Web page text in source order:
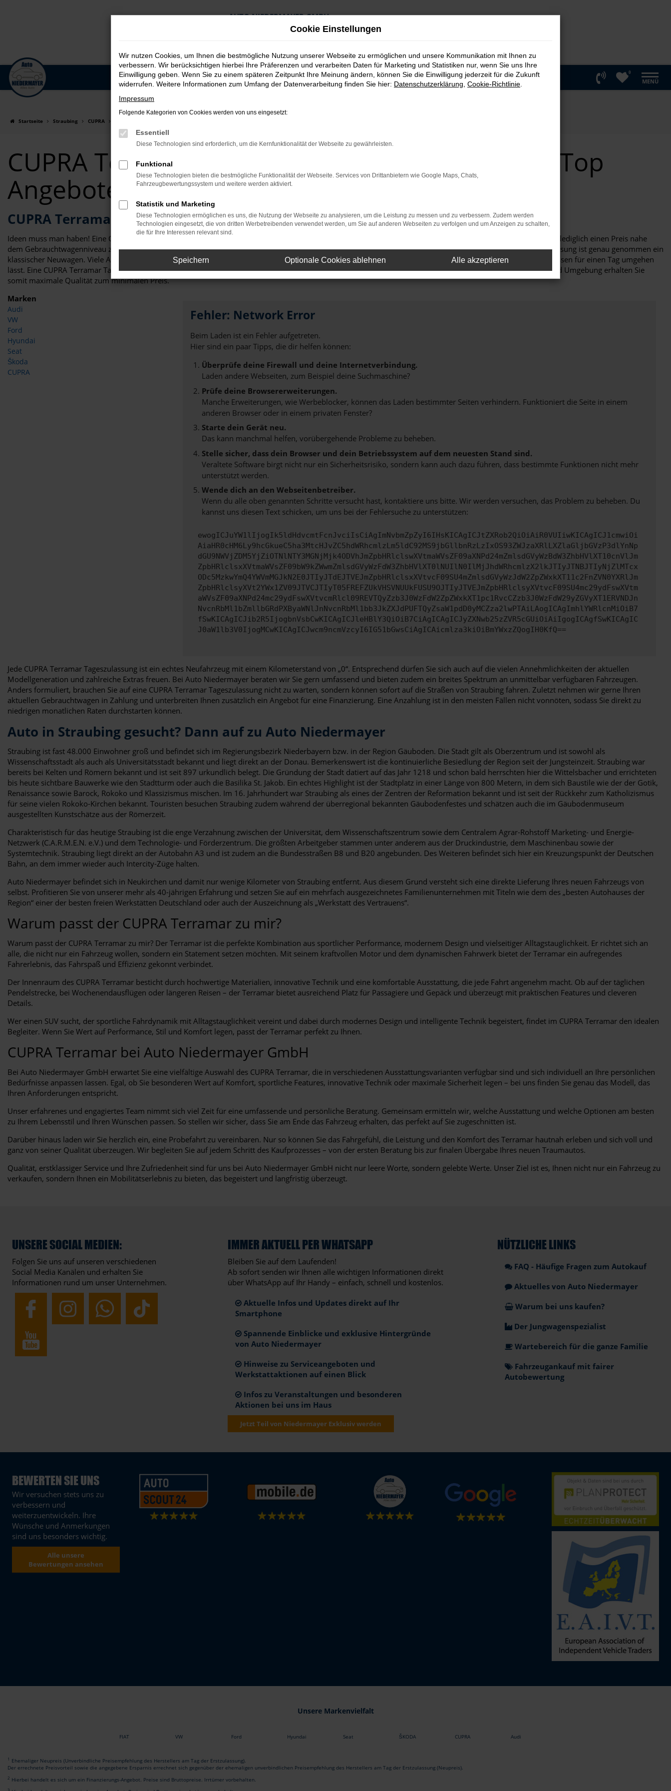
Zum
Hauptinhalt
springen
AUTO NIEDERMAYER GMBH
Preiswerte Angebote
0
MENÜ
Startseite Straubing CUPRA
CUPRA Terramar für Straubing Tageszulassung Top
Angebote
CUPRA Terramar Tageszulassung – die clevere Alternative für Straubing
Ideen muss man haben! Eine CUPRA Terramar Tageszulassung für Straubing ist eine clevere Möglichkeit, um gleichzeitig einen Neuwagen zu fahren, hierfür aber lediglich einen Preis nahe
dem Gebrauchtwagenniveau zu zahlen. Dies funktioniert dank eines Tricks, der in der Automobilbranche gerne praktiziert wird: eine CUPRA Terramar Tageszulassung ist genau genommen ein
klassischer Neuwagen. Viele Automobilhändler sind jedoch in den Rabatten für Neufahrzeuge an die Vorgaben der Hersteller gebunden, was sich durch das Zulassen für einen Tag umgehen
lässt. Eine CUPRA Terramar Tageszulassung ist somit nicht preisgebunden, wurde aber auch noch keinen einzigen Kilometer bewegt. Für Fahrten in Straubing und Umgebung erhalten Sie
somit maximale Qualität zum minimalen Preis.
Marken
Audi
VW
Ford
Hyundai
Seat
Škoda
CUPRA
Fehler: Network Error
Beim Laden ist ein Fehler aufgetreten.
Hier sind ein paar Tipps, die dir helfen können:
Überprüfe deine Firewall und deine Internetverbindung.
Laden andere Webseiten, zum Beispiel deine Suchmaschine?
Prüfe deine Browsererweiterungen.
Manche Erweiterungen, wie Werbeblocker, können das Laden bestimmter Seiten verhindern. Funktioniert die Seite in einem
anderen Browser oder in einem privaten Fenster?
Starte dein Gerät neu.
Das kann manchmal helfen, vorübergehende Probleme zu beheben.
Stelle sicher, dass dein Browser und dein Betriebssystem auf dem neuesten Stand sind.
Veraltete Software birgt nicht nur ein Sicherheitsrisiko, sondern kann auch dazu führen, dass bestimmte Funktionen nicht mehr
unterstützt werden.
Wende dich an den Webseitenbetreiber.
Wenn du alle oben genannten Schritte versucht hast, kontaktiere uns bitte. Wir werden versuchen, das Problem zu beheben. Du
kannst uns diesen Text schicken, um uns bei der Fehlersuche zu unterstützen:
ewogICJuYW1lIjogIk5ldHdvcmtFcnJvciIsCiAgImNvbmZpZyI6IHsKICAgICJtZXRob2QiOiAiR0VUIiwKICAgICJ1cmwiOi
AiaHR0cHM6Ly9hcGkueC5ha3MtcHJvZC5hdWRhcmlzLm5ldC92MS9jbGllbnRzLzIxOS93ZWJzaXRlLXZlaGljbGVzP3dlYnNp
dGU9NWVjZDM5YjZiOTNlNTY3MGNjMjk4ODVhJmZpbHRlclswXVtmaWVsZF09aXNPd24mZmlsdGVyWzBdW3ZhbHVlXT10cnVlJm
ZpbHRlclsxXVtmaWVsZF09bW9kZWwmZmlsdGVyWzFdW3ZhbHVlXT0lNUIlN0IlMjJhdWRhcmlzX2lkJTIyJTNBJTIyNjZlMTcx
ODc5MzkwYmQ4YWVmMGJkN2E0JTIyJTdEJTVEJmZpbHRlclsxXVtvcF09SU4mZmlsdGVyWzJdW2ZpZWxkXT11c2FnZVN0YXRlJm
ZpbHRlclsyXVt2YWx1ZV09JTVCJTIyT05FREFZUkVHSVNUUkFUSU9OJTIyJTVEJmZpbHRlclsyXVtvcF09SU4mc29ydFswXVtm
aWVsZF09aXNPd24mc29ydFswXVtvcmRlcl09REVTQyZzb3J0WzFdW2ZpZWxkXT1pc1RvcCZzb3J0WzFdW29yZGVyXT1ERVNDJn
NvcnRbMl1bZmllbGRdPXByaWNlJnNvcnRbMl1bb3JkZXJdPUFTQyZsaW1pdD0yMCZza2lwPTAiLAogICAgImhlYWRlcnMiOiB7
fSwKICAgICJib2R5IjogbnVsbCwKICAgICJleHBlY3QiOiB7CiAgICAgICJyZXNwb25zZVR5cGUiOiAiIgogICAgfSwKICAgIC
J0aW1lb3V0IjogMCwKICAgICJwcm9ncmVzcyI6IG51bGwsCiAgICAicmlza3kiOiBmYWxzZQogIH0KfQ==
Jede CUPRA Terramar Tageszulassung ist ein echtes Neufahrzeug mit einem Kilometerstand von „0“. Entsprechend dürfen Sie sich auch auf die vielen Annehmlichkeiten der aktuellen
Modellgeneration und zahlreiche Extras freuen. Bei Auto Niedermayer beraten wir Sie gern umfassend und bieten zudem ein breites Spektrum an unmittelbar verfügbaren Fahrzeugen.
Anders formuliert, brauchen Sie auf eine CUPRA Terramar Tageszulassung nicht zu warten, sondern können sofort auf die Straßen von Straubing fahren. Zuletzt nehmen wir gerne Ihren
aktuellen Gebrauchtwagen in Zahlung und unterbreiten Ihnen zusätzlich ein Angebot für eine Finanzierung. Eine Anzahlung ist in den meisten Fällen nicht vonnöten, sodass Sie direkt zu
niedrigen monatlichen Raten durchstarten können.
Auto in Straubing gesucht? Dann auf zu Auto Niedermayer
Straubing ist fast 48.000 Einwohner groß und befindet sich im Regierungsbezirk Niederbayern bzw. in der Region Gäuboden. Die Stadt gilt als Oberzentrum und ist sowohl als
Wissenschaftsstadt als auch als Universitätsstadt bekannt und liegt direkt an der Donau. Bemerkenswert ist die kontinuierliche Besiedlung der Region seit der Jungsteinzeit. Straubing war
bereits bei Kelten und Römern bekannt und ist seit 897 urkundlich belegt. Die Gründung der Stadt datiert auf das Jahr 1218 und schon bald herrschten hier die Wittelsbacher und errichteten
bis heute sichtbare Bauwerke wie den Stadtturm oder auch die Basilika St. Jakob. Ein echtes Highlight ist der Stadtplatz in einer Länge von 800 Metern, in dem sich Baustile wie der der Gotik,
Renaissance sowie Barock, Rokoko und Klassizismus mischen. Im 16. Jahrhundert war Straubing als eines der Zentren der Reformation bekannt und ist seit der Rückkehr zum Katholizismus
für seine vielen Rokoko-Kirchen bekannt. Touristen besuchen Straubing zudem während der überregional bekannten Gäubodenfestes und schätzen auch die im Gäubodenmuseum
ausgestellten Kunstschätze aus der Römerzeit.
Charakteristisch für das heutige Straubing ist die enge Verzahnung zwischen der Universität, dem Wissenschaftszentrum sowie dem Centralem Agrar-Rohstoff Marketing- und Energie-
Netzwerk (C.A.R.M.E.N. e.V.) und dem Technologie- und Förderzentrum. Die größten Arbeitgeber stammen unter anderem aus der Druckindustrie, dem Maschinenbau sowie der
Systemtechnik. Straubing liegt direkt an der Autobahn A3 und ist zudem an die Bundesstraßen B8 und B20 angebunden. Des Weiteren befindet sich hier ein Kreuzungspunkt der Deutschen
Bahn, an dem immer wieder auch Intercity-Züge halten.
Auto Niedermayer befindet sich in Neukirchen und damit nur wenige Kilometer von Straubing entfernt. Aus diesem Grund versteht sich eine direkte Lieferung Ihres neuen Fahrzeugs von
selbst. Profitieren Sie von unserer mehr als 40-jährigen Erfahrung und setzen Sie auf ein mehrfach ausgezeichnetes Familienunternehmen mit Titeln wie dem des „besten Autohauses der
Region“ einer der besten freien Werkstätten Deutschland oder auch der Auszeichnung als „Werkstatt des Vertrauens“.
Warum passt der CUPRA Terramar zu mir?
Warum passt der CUPRA Terramar zu mir? Der Terramar ist die perfekte Kombination aus sportlicher Performance, modernem Design und vielseitiger Alltagstauglichkeit. Er richtet sich an
alle, die nicht nur ein Fahrzeug wollen, sondern ein Statement setzen möchten. Mit seinem kraftvollen Motor und dem dynamischen Fahrwerk bietet der Terramar ein aufregendes
Fahrerlebnis, das Fahrspaß und Effizienz gekonnt verbindet.
Der Innenraum des CUPRA Terramar besticht durch hochwertige Materialien, innovative Technik und eine komfortable Ausstattung, die jede Fahrt angenehm macht. Ob auf der täglichen
Pendelstrecke, bei Wochenendausflügen oder längeren Reisen – der Terramar bietet ausreichend Platz für Passagiere und Gepäck und überzeugt mit praktischen Features und cleveren
Details.
Wer einen SUV sucht, der sportliche Fahrdynamik mit Alltagstauglichkeit vereint und dabei durch modernes Design und intelligente Technik begeistert, findet im CUPRA Terramar den idealen
Begleiter. Wenn Sie Wert auf Performance, Stil und Komfort legen, passt der Terramar perfekt zu Ihnen.
CUPRA Terramar bei Auto Niedermayer GmbH
Bei Auto Niedermayer GmbH erwartet Sie eine vielfältige Auswahl des CUPRA Terramar, die in verschiedenen Ausstattungsvarianten verfügbar sind und sich individuell an Ihre persönlichen
Bedürfnisse anpassen lassen. Egal, ob Sie besonderen Wert auf Komfort, sportliche Features, innovative Technik oder maximale Sicherheit legen – bei uns finden Sie genau das Modell, das
Ihren Anforderungen entspricht.
Unser erfahrenes und engagiertes Team nimmt sich viel Zeit für eine umfassende und persönliche Beratung. Gemeinsam ermitteln wir, welche Ausstattung und welche Optionen am besten
zu Ihrem Lebensstil und Ihren Wünschen passen. So stellen wir sicher, dass Sie am Ende das Fahrzeug erhalten, das perfekt auf Sie zugeschnitten ist.
Darüber hinaus laden wir Sie herzlich ein, eine Probefahrt zu vereinbaren. Nur so können Sie das Fahrgefühl, die Leistung und den Komfort des Terramar hautnah erleben und sich voll und
ganz von seiner Qualität überzeugen. Wir begleiten Sie auf jedem Schritt des Kaufprozesses – von der ersten Beratung bis zur finalen Übergabe Ihres neuen Traumautos.
Qualität, erstklassiger Service und Ihre Zufriedenheit sind für uns bei Auto Niedermayer GmbH nicht nur leere Worte, sondern gelebte Werte. Unser Ziel ist es, Ihnen nicht nur ein Fahrzeug zu
verkaufen, sondern Ihnen ein Mobilitätserlebnis zu bieten, das begeistert und langfristig überzeugt.
UNSERE SOCIAL MEDIEN:
Folgen Sie uns auf unseren verschiedenen
Social Media Kanälen und erhalten Sie
Informationen rund um unser Unternehmen.
IMMER AKTUELL PER WHATSAPP
Bleiben Sie auf dem Laufenden!
Ab sofort senden wir Ihnen alle wichtigen Informationen direkt
über WhatsApp auf Ihr Handy – einfach, schnell und kostenlos.
Aktuelle Infos und Updates direkt auf Ihr
Smartphone
Spannende Einblicke und exklusive Hintergründe
von Auto Niedermayer
Hinweise zu Serviceangeboten und
Werkstattaktionen auf einen Blick
Infos zu Veranstaltungen und besonderen
Aktionen bei uns im Haus
Jetzt Teil von Niedermayer Exklusiv werden
NÜTZLICHE LINKS
FAQ - Häufige Fragen zum Autokauf
Aktuelles von Auto Niedermayer
Warum bei uns kaufen?
Der Jungwagenspezialist
Wartebereich für die ganze Familie
Fahrzeugankauf mit fairer
Autobewertung
BEWERTEN SIE UNS
Wir versuchen stets uns zu
verbessern und
weiterzuentwickeln. Ihre
Wünsche und Anmerkungen
sind uns besonders wichtig.
Alle unsere
Bewertungen ansehen
Unsere Markenvielfalt
FIAT VW Ford Hyundai Seat ŠKODA CUPRA Audi
1 Ehemaliger Neupreis (Unverbindliche Preisempfehlung des Herstellers am Tag der Erstzulassung).
Der errechnete Preisvorteil sowie die angegebene Ersparnis errechnet sich gegenüber der ehemaligen unverbindlichen Preisempfehlung des Herstellers am Tag der Erstzulassung (Neupreis).
2 Hierbei handelt es sich um ein Finanzierungs-Angebot. Preise sind Bruttopreise. Irrtümer vorbehalten.
3
Cookie Einstellungen
Wir nutzen Cookies, um Ihnen die bestmögliche Nutzung unserer Webseite zu ermöglichen und unsere Kommunikation mit Ihnen zu
verbessern. Wir berücksichtigen hierbei Ihre Präferenzen und verarbeiten Daten für Marketing und Statistiken nur, wenn Sie uns Ihre
Einwilligung geben. Wenn Sie zu einem späteren Zeitpunkt Ihre Meinung ändern, können Sie die Einwilligung jederzeit für die Zukunft
widerrufen. Weitere Informationen zum Umfang der Datenverarbeitung finden Sie hier: Datenschutzerklärung Cookie-Richtlinie
Impressum
Folgende Kategorien von Cookies werden von uns eingesetzt:
Essentiell
Diese Technologien sind erforderlich, um die Kernfunktionalität der Webseite zu gewährleisten.
Funktional
Diese Technologien bieten die bestmögliche Funktionalität der Webseite. Services von Drittanbietern wie Google Maps, Chats,
Fahrzeugbewertungssystem und weitere werden aktiviert.
Statistik und Marketing
Diese Technologien ermöglichen es uns, die Nutzung der Webseite zu analysieren, um die Leistung zu messen und zu verbessern. Zudem werden
Technologien eingesetzt, die von dritten Werbetreibenden verwendet werden, um Sie auf anderen Webseiten zu verfolgen und um Anzeigen zu schalten,
die für Ihre Interessen relevant sind.
Speichern Optionale Cookies ablehnen Alle akzeptieren